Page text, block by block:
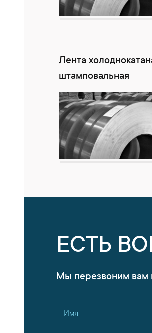
Лента
штамповальная
ЕСТЬ
Мы перезвоним вам
Имя